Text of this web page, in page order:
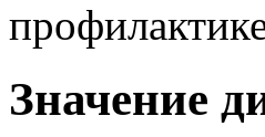
Значение